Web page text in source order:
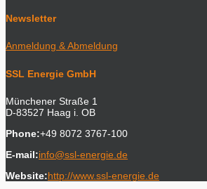
Newsletter
Anmeldung & Abmeldung
SSL Energie GmbH
Münchener Straße 1
D-83527 Haag i. OB
Phone:+49 8072 3767-100
E-mail:info@ssl-energie.de
Website:http://www.ssl-energie.de